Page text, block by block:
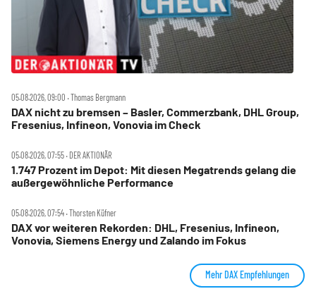
05.08.2026, 09:00 ‧ Thomas Bergmann
DAX nicht zu bremsen – Basler, Commerzbank, DHL Group,
Fresenius, Infineon, Vonovia im Check
05.08.2026, 07:55 ‧ DER AKTIONÄR
1.747 Prozent im Depot: Mit diesen Megatrends gelang die
außergewöhnliche Performance
05.08.2026, 07:54 ‧ Thorsten Küfner
DAX vor weiteren Rekorden: DHL, Fresenius, Infineon,
Vonovia, Siemens Energy und Zalando im Fokus
Mehr DAX Empfehlungen